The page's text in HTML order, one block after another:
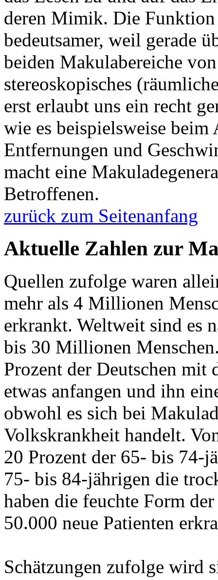
deren Mimik. Die
bedeutsamer, weil gerade
beiden Makulabereiche
stereoskopisches
erst erlaubt uns ein recht
wie es beispielsweise
Entfernungen und
macht eine
Betroffenen.
zurück zum Seitenanfang
Aktuelle Zahlen zur
Quellen zufolge waren
mehr als 4 Millionen
erkrankt. Weltweit sind es
bis 30 Millionen
Prozent der Deutschen
etwas anfangen und ihn
obwohl es sich bei
Volkskrankheit handelt.
20 Prozent der 65- bis 74-
75- bis 84-jährigen die
haben die feuchte Form
50.000 neue Patienten
Schätzungen zufolge wird